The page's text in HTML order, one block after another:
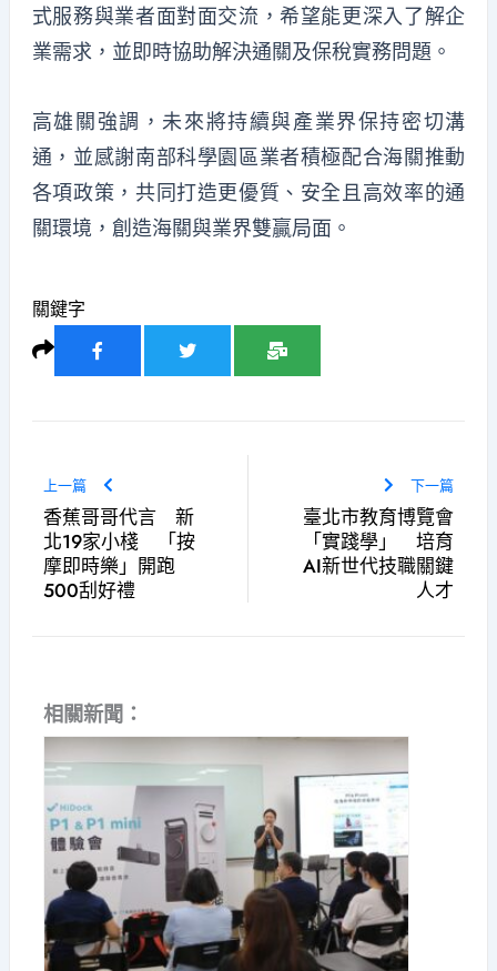
式服務與業者面對面交流，希望能更深入了解企
業需求，並即時協助解決通關及保稅實務問題。
高雄關強調，未來將持續與產業界保持密切溝
通，並感謝南部科學園區業者積極配合海關推動
各項政策，共同打造更優質、安全且高效率的通
關環境，創造海關與業界雙贏局面。
關鍵字
上一篇
香蕉哥哥代言 新
北19家小棧 「按
摩即時樂」開跑
500刮好禮
下一篇
臺北市教育博覽會
「實踐學」 培育
AI新世代技職關鍵
人才
相關新聞：